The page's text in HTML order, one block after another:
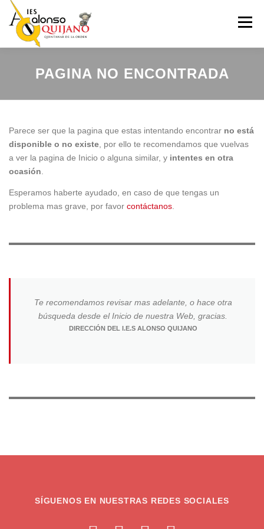
Saltar
contenido
Menú
INICIO NUESTRO CENTRO ADMISIÓN
SECRETARIA ACTIVIDADES EXTRAESCOLARES
REDES SOCIALES
PAGINA NO ENCONTRADA
Parece ser que la pagina que estas intentando encontrar no está
disponible o no existe , por ello te recomendamos que vuelvas
a ver la pagina de Inicio o alguna similar, y intentes en otra
ocasión
Esperamos haberte ayudado, en caso de que tengas un
problema mas grave, por favor contáctanos
Te recomendamos revisar mas adelante, o hace otra
búsqueda desde el Inicio de nuestra Web, gracias.
DIRECCIÓN DEL I.E.S ALONSO QUIJANO
SÍGUENOS EN NUESTRAS REDES SOCIALES